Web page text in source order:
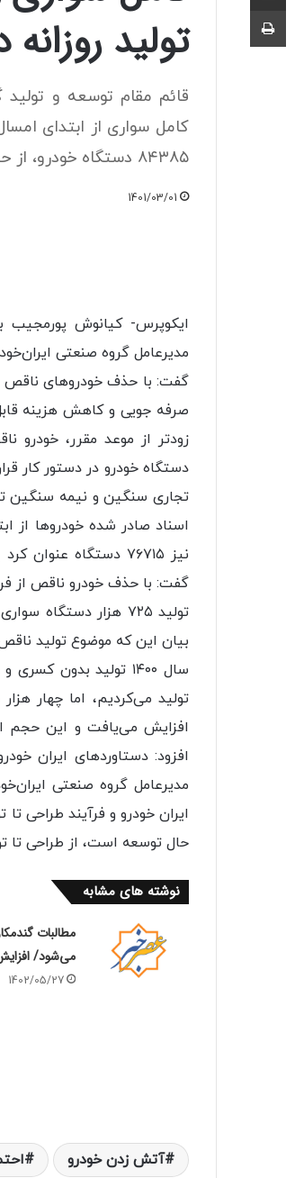
تولید روزانه دست کم
کامل سواری از ابتدای
۸۴۳۸۵ دستگاه خودرو، از حذف خودرو ناقص از فرآیند تولید در این گروه صنعتی خبر داد.
1401/03/01
ایکوپرس- کیانوش پورمجیب
گفت: با حذف خودروهای ناقص
صرفه جویی و کاهش هزینه
نیز ۷۶۷۱۵ دستگاه
گفت: با حذف خودرو ناقص از
بیان این که موضوع تولید
افزایش می‌یافت و این حجم
افزود: دستاوردهای ایران
مدیرعامل گروه صنعتی
حال توسعه است، از طراحی تا
نوشته های مشابه
مطالبات
می‌شود/
1402/05/27
آتش زدن خودرو